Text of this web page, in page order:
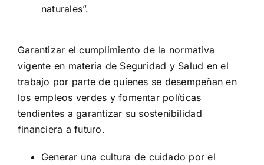
naturales”.
Garantizar el cumplimiento de la normativa
vigente en materia de Seguridad y Salud en el
trabajo por parte de quienes se desempeñan en
los empleos verdes y fomentar políticas
tendientes a garantizar su sostenibilidad
financiera a futuro.
Generar una cultura de cuidado por el